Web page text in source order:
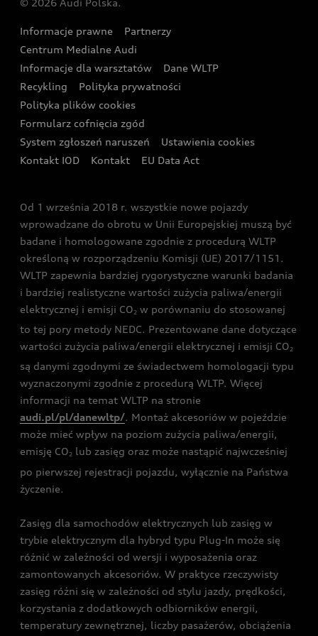
Wyszukaj najbliższego Partnera Audi
Oferta dla przedsiębiorców
Oferta dla klientów prywatnych
Kalkulator rat
Ubezpieczenie
Audi exclusive
Zasięg
Gwarancja
Akcje serwisowe Audi
Katalog online akcesoriów
Audi i Muzeum Sztuki Nowoczesnej w Warszawie
Audi driving experience
Audi quattro Cup
Audi i Puchar Świata w Skokach Narciarskich w
Zakopanem
© 2026 Audi Polska.
Informacje prawne
Partnerzy
Centrum Medialne Audi
Informacje dla warsztatów
Dane WLTP
Recykling
Polityka prywatności
Polityka plików cookies
Formularz cofnięcia zgód
System zgłoszeń naruszeń
Ustawienia cookies
Kontakt IOD
Kontakt EU Data Act
Od 1 września 2018 r. wszystkie nowe pojazdy
wprowadzane do obrotu w Unii Europejskiej muszą być
badane i homologowane zgodnie z procedurą WLTP
określoną w rozporządzeniu Komisji (UE) 2017/1151.
WLTP zapewnia bardziej rygorystyczne warunki badania
i bardziej realistyczne wartości zużycia paliwa/energii
elektrycznej i emisji CO2 w porównaniu do stosowanej
to tej pory metody NEDC. Prezentowane dane dotyczące
wartości zużycia paliwa/energii elektrycznej i emisji CO2
są danymi zgodnymi ze świadectwem homologacji typu
wyznaczonymi zgodnie z procedurą WLTP. Więcej
informacji na temat WLTP na stronie
audi.pl/pl/danewltp/. Montaż akcesoriów w pojeździe
może mieć wpływ na poziom zużycia paliwa/energii,
emisję CO2 lub zasięg oraz może nastąpić najwcześniej
po pierwszej rejestracji pojazdu, wyłącznie na Państwa
życzenie.
Zasięg dla samochodów elektrycznych lub zasięg w
trybie elektrycznym dla hybryd typu Plug-In może się
różnić w zależności od wersji i wyposażenia oraz
zamontowanych akcesoriów. W praktyce rzeczywisty
zasięg różni się w zależności od stylu jazdy, prędkości,
korzystania z dodatkowych odbiorników energii,
temperatury zewnętrznej, liczby pasażerów, obciążenia